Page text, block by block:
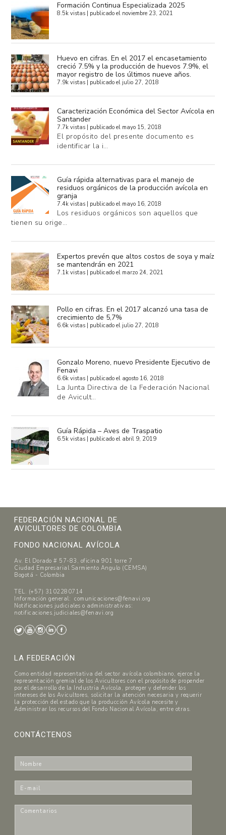
Formación Continua Especializada 2025
8.5k vistas publicado el noviembre 23, 2021
Huevo en cifras. En el 2017 el encasetamiento
creció 7.5% y la producción de huevos 7.9%, el
mayor registro de los últimos nueve años.
7.9k vistas publicado el julio 27, 2018
Caracterización Económica del Sector Avícola en
Santander
7.7k vistas publicado el mayo 15, 2018
El propósito del presente documento es
identificar la i…
Guía rápida alternativas para el manejo de
residuos orgánicos de la producción avícola en
granja
7.4k vistas publicado el mayo 16, 2018
Los residuos orgánicos son aquellos que
tienen su orige…
Expertos prevén que altos costos de soya y maíz
se mantendrán en 2021
7.1k vistas publicado el marzo 24, 2021
Pollo en cifras. En el 2017 alcanzó una tasa de
crecimiento de 5,7%
6.6k vistas publicado el julio 27, 2018
Gonzalo Moreno, nuevo Presidente Ejecutivo de
Fenavi
6.6k vistas publicado el agosto 16, 2018
La Junta Directiva de la Federación Nacional
de Avicult…
Guía Rápida – Aves de Traspatio
6.5k vistas publicado el abril 9, 2019
FEDERACIÓN NACIONAL DE
AVICULTORES DE COLOMBIA
FONDO NACIONAL AVÍCOLA
Av. El Dorado # 57-83, oficina 901 torre 7
Ciudad Empresarial Sarmiento Angulo (CEMSA)
Bogotá - Colombia
TEL. (+57) 3102280714
Información general: comunicaciones@fenavi.org
Notificaciones judiciales o administrativas:
notificaciones.judiciales@fenavi.org
LA FEDERACIÓN
Como entidad representativa del sector avícola colombiano, ejerce la
representación gremial de los Avicultores con el propósito de propender
por el desarrollo de la Industria Avícola, proteger y defender los
intereses de los Avicultores, solicitar la atención necesaria y requerir
la protección del estado que la producción Avícola necesite y
Administrar los recursos del Fondo Nacional Avícola, entre otras.
CONTÁCTENOS
o
m
-
m